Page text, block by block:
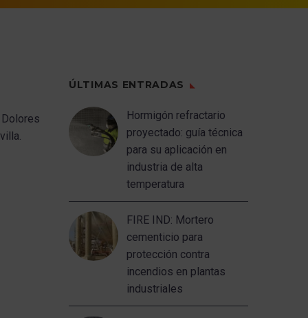
ÚLTIMAS ENTRADAS
Hormigón refractario
proyectado: guía técnica
para su aplicación en
industria de alta
temperatura
FIRE IND: Mortero
cementicio para
protección contra
incendios en plantas
industriales